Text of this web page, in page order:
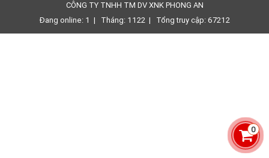
CÔNG TY TNHH TM DV XNK PHONG AN
Đang online: 1 | Tháng: 1122| Tổng truy cập: 67212
0